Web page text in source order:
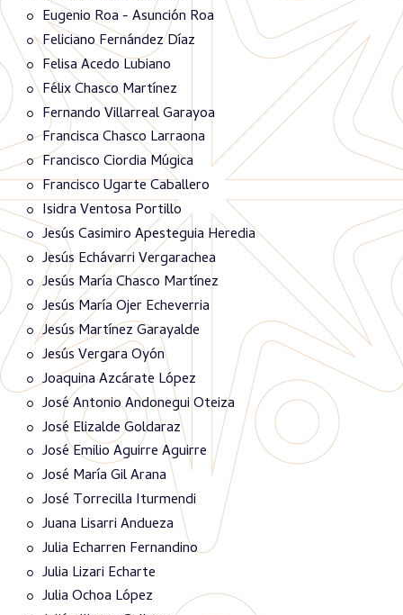
Eugenio Roa - Asunción Roa
Feliciano Fernández Díaz
Felisa Acedo Lubiano
Félix Chasco Martínez
Fernando Villarreal Garayoa
Francisca Chasco Larraona
Francisco Ciordia Múgica
Francisco Ugarte Caballero
Isidra Ventosa Portillo
Jesús Casimiro Apesteguia Heredia
Jesús Echávarri Vergarachea
Jesús María Chasco Martínez
Jesús María Ojer Echeverria
Jesús Martínez Garayalde
Jesús Vergara Oyón
Joaquina Azcárate López
José Antonio Andonegui Oteiza
José Elizalde Goldaraz
José Emilio Aguirre Aguirre
José María Gil Arana
José Torrecilla Iturmendi
Juana Lisarri Andueza
Julia Echarren Fernandino
Julia Lizari Echarte
Julia Ochoa López